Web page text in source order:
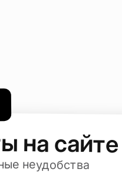
на сайте
неудобства